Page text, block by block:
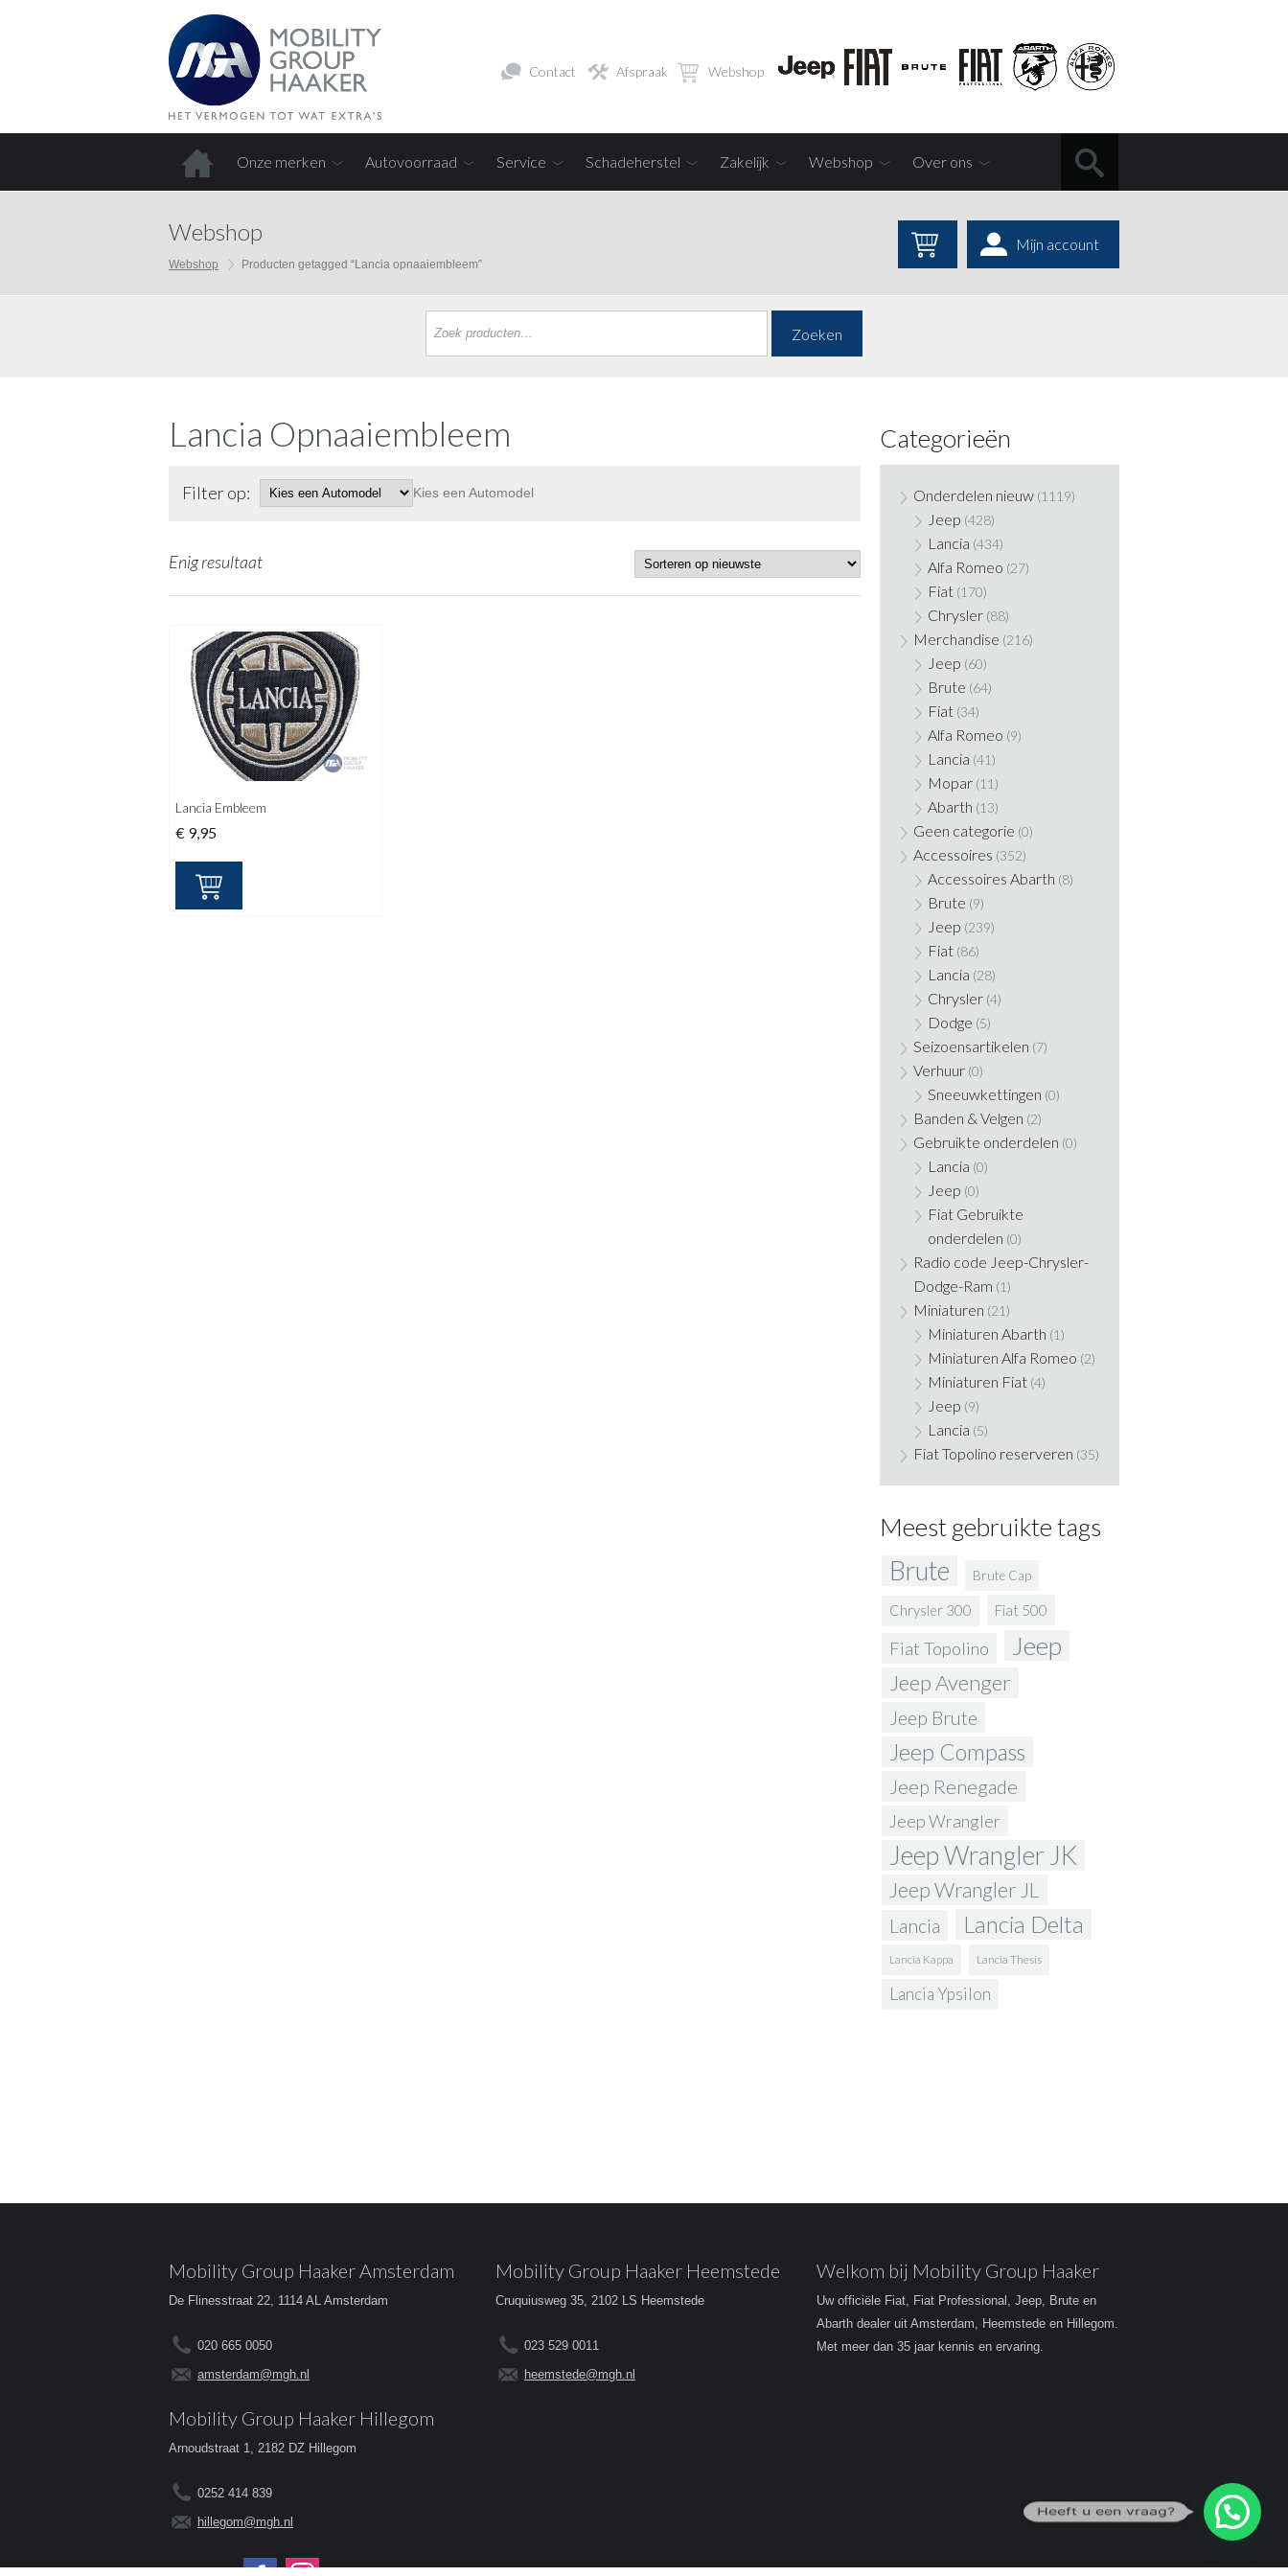
Contact Afspraak Webshop
Onze merken Autovoorraad Service Schadeherstel Zakelijk Webshop Over ons
Webshop
Webshop Producten getagged “Lancia opnaaiembleem”
Mijn account
Zoeken
Lancia Opnaaiembleem
Filter op: Kies een Automodel
Enig resultaat
Lancia Embleem
€ 9,95
Categorieën
Onderdelen nieuw (1119)
Jeep (428)
Lancia (434)
Alfa Romeo (27)
Fiat (170)
Chrysler (88)
Merchandise (216)
Jeep (60)
Brute (64)
Fiat (34)
Alfa Romeo (9)
Lancia (41)
Mopar (11)
Abarth (13)
Geen categorie (0)
Accessoires (352)
Accessoires Abarth (8)
Brute (9)
Jeep (239)
Fiat (86)
Lancia (28)
Chrysler (4)
Dodge (5)
Seizoensartikelen (7)
Verhuur (0)
Sneeuwkettingen (0)
Banden & Velgen (2)
Gebruikte onderdelen (0)
Lancia (0)
Jeep (0)
Fiat Gebruikte
onderdelen (0)
Radio code Jeep-Chrysler-
Dodge-Ram (1)
Miniaturen (21)
Miniaturen Abarth (1)
Miniaturen Alfa Romeo (2)
Miniaturen Fiat (4)
Jeep (9)
Lancia (5)
Fiat Topolino reserveren (35)
Meest gebruikte tags
Brute Brute Cap
Chrysler 300 Fiat 500
Fiat Topolino Jeep
Jeep Avenger
Jeep Brute
Jeep Compass
Jeep Renegade
Jeep Wrangler
Jeep Wrangler JK
Jeep Wrangler JL
Lancia Lancia Delta
Lancia Kappa Lancia Thesis
Lancia Ypsilon
Mobility Group Haaker Amsterdam
De Flinesstraat 22, 1114 AL Amsterdam
020 665 0050
amsterdam@mgh.nl
Mobility Group Haaker Heemstede
Cruquiusweg 35, 2102 LS Heemstede
023 529 0011
heemstede@mgh.nl
Mobility Group Haaker Hillegom
Arnoudstraat 1, 2182 DZ Hillegom
0252 414 839
hillegom@mgh.nl
Volg ons op:
Welkom bij Mobility Group Haaker
Uw officiële Fiat, Fiat Professional, Jeep, Brute en
Abarth dealer uit Amsterdam, Heemstede en Hillegom.
Met meer dan 35 jaar kennis en ervaring.
Heeft u een vraag?